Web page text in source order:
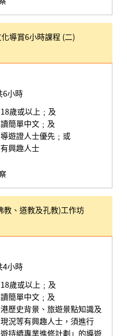
導賞6小時課程 (二)
6小時
歲或以上﹔及
簡單中文﹔及
遊證人士優先﹔或
興趣人士
教、道教及孔教)工作坊
4小時
歲或以上﹔及
簡單中文﹔及
歷史背景、旅遊景點知識及
況等有興趣人士，須進行
遊持續專業進修計劃」的導遊